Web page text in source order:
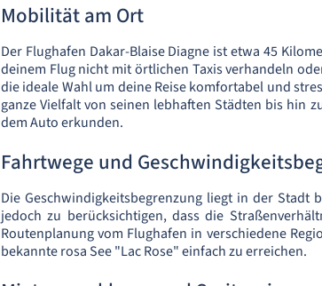
Mobilität am Ort
Der Flughafen Dakar-Blaise Diagne ist etwa 45
deinem Flug nicht mit örtlichen Taxis verhandeln
die ideale Wahl um deine Reise komfortabel und
ganze Vielfalt von seinen lebhaften Städten bis hin
dem Auto erkunden.
Fahrtwege und
Die Geschwindigkeitsbegrenzung liegt in der
jedoch zu berücksichtigen, dass die
Routenplanung vom Flughafen in verschiedene
bekannte rosa See "Lac Rose" einfach zu erreichen.